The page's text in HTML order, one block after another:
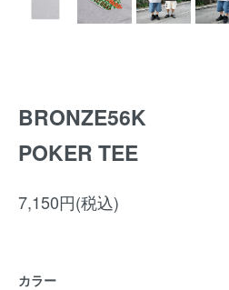
BRONZE56K
POKER TEE
7,150円(税込)
カラー